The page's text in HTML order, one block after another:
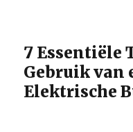
7 Essentiële
Gebruik van
Elektrische